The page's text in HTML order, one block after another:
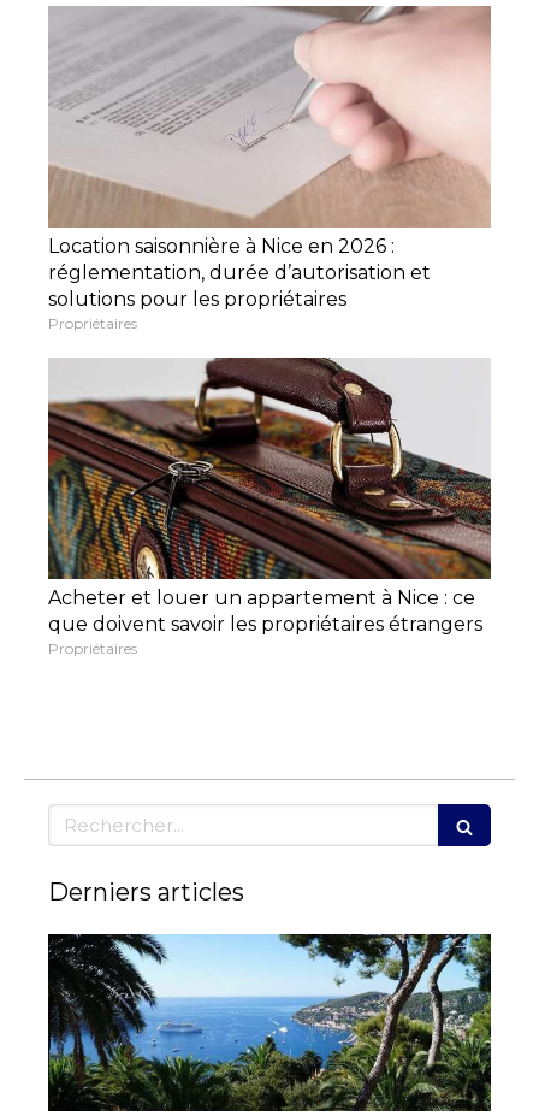
Location saisonnière à Nice en 2026 :
réglementation, durée d’autorisation et
solutions pour les propriétaires
Propriétaires
Acheter et louer un appartement à Nice : ce
que doivent savoir les propriétaires étrangers
Propriétaires
Rechercher
Derniers articles